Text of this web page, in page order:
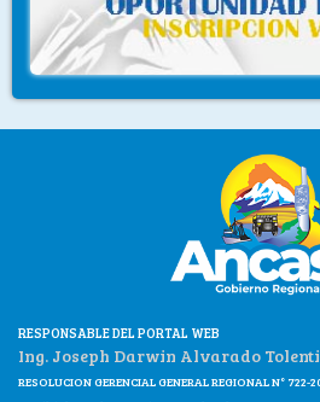
RESPONSABLE DEL PORTAL WEB
Ing. Joseph Darwin Alvarado
RESOLUCION GERENCIAL GENERAL REGIONAL N° 722-